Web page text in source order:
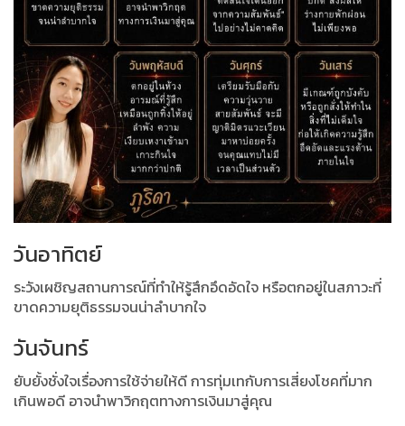
วันอาทิตย์
ระวังเผชิญสถานการณ์ที่ทำให้รู้สึกอึดอัดใจ หรือตกอยู่ในสภาวะที่
ขาดความยุติธรรมจนน่าลำบากใจ
วันจันทร์
ยับยั้งชั่งใจเรื่องการใช้จ่ายให้ดี การทุ่มเทกับการเสี่ยงโชคที่มาก
เกินพอดี อาจนำพาวิกฤตทางการเงินมาสู่คุณ